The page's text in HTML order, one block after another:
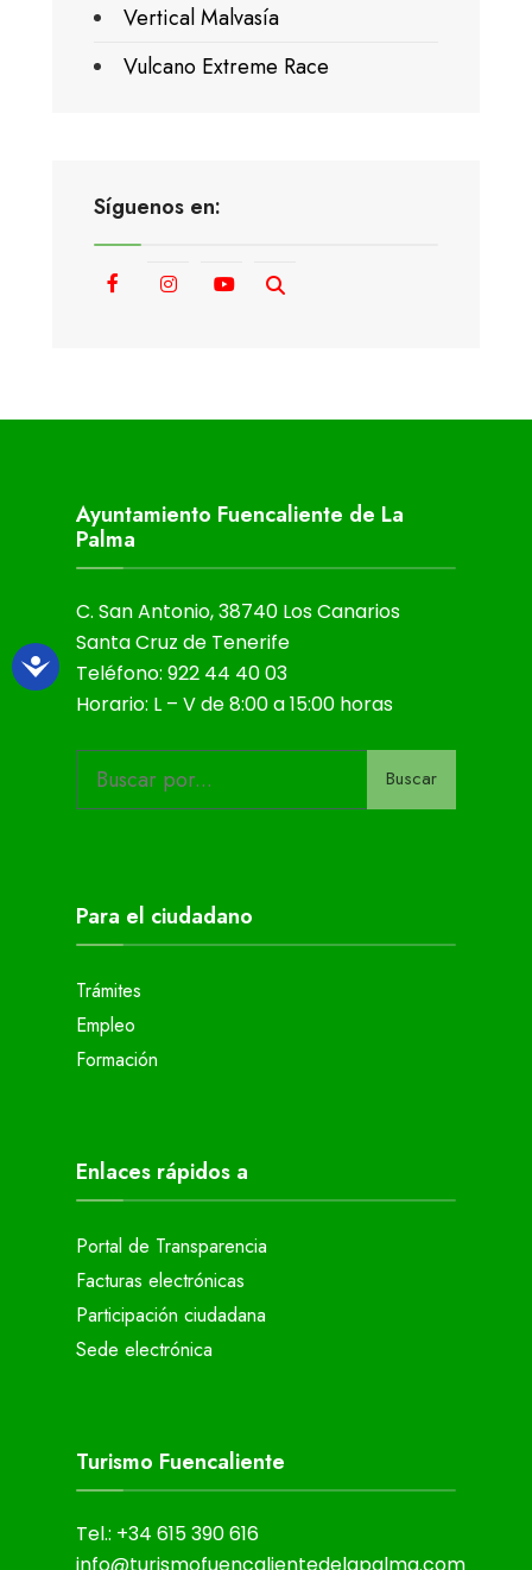
Vertical Malvasía
Vulcano Extreme Race
Síguenos en:
Ayuntamiento Fuencaliente de La
Palma
C. San Antonio, 38740 Los Canarios
Santa Cruz de Tenerife
Teléfono: 922 44 40 03
Horario: L – V de 8:00 a 15:00 horas
Buscar
Para el ciudadano
Trámites
Empleo
Formación
Enlaces rápidos a
Portal de Transparencia
Facturas electrónicas
Participación ciudadana
Sede electrónica
Turismo Fuencaliente
Tel.: +34 615 390 616